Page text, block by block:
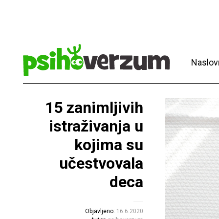
15 zanimljivih
istraživanja u
kojima su
učestvovala
deca
Objavljeno: 16.6.2020